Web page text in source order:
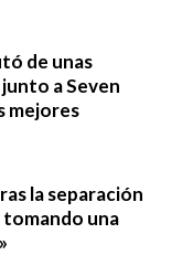
de unas
a Seven
mejores
la separación
tomando una